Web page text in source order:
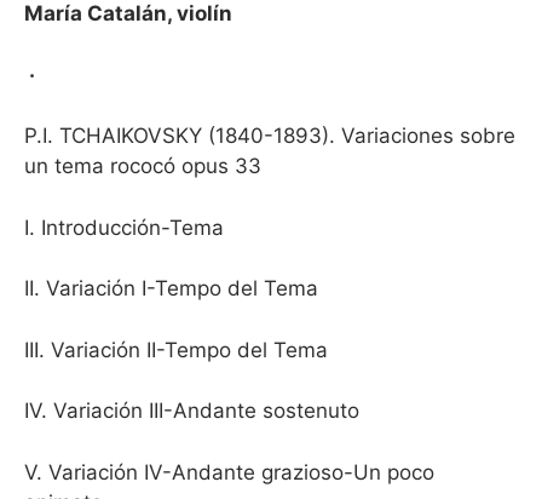
María Catalán, violín
·
P.I. TCHAIKOVSKY (1840-1893). Variaciones sobre
un tema rococó opus 33
I. Introducción-Tema
II. Variación I-Tempo del Tema
III. Variación II-Tempo del Tema
IV. Variación III-Andante sostenuto
V. Variación IV-Andante grazioso-Un poco